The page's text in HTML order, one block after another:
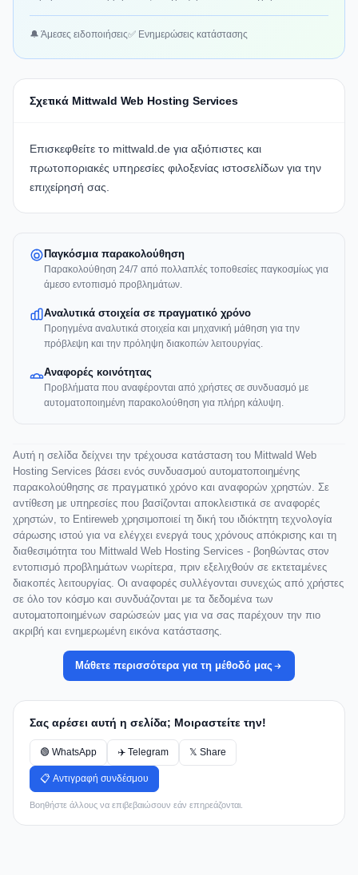
🔔 Άμεσες ειδοποιήσεις✅ Ενημερώσεις κατάστασης
Σχετικά Mittwald Web Hosting Services
Επισκεφθείτε το mittwald.de για αξιόπιστες και
πρωτοποριακές υπηρεσίες φιλοξενίας ιστοσελίδων για την
επιχείρησή σας.
Παγκόσμια παρακολούθηση
Παρακολούθηση 24/7 από πολλαπλές τοποθεσίες παγκοσμίως για
άμεσο εντοπισμό προβλημάτων.
Αναλυτικά στοιχεία σε πραγματικό χρόνο
Προηγμένα αναλυτικά στοιχεία και μηχανική μάθηση για την
πρόβλεψη και την πρόληψη διακοπών λειτουργίας.
Αναφορές κοινότητας
Προβλήματα που αναφέρονται από χρήστες σε συνδυασμό με
αυτοματοποιημένη παρακολούθηση για πλήρη κάλυψη.
Αυτή η σελίδα δείχνει την τρέχουσα κατάσταση του Mittwald Web
Hosting Services βάσει ενός συνδυασμού αυτοματοποιημένης
παρακολούθησης σε πραγματικό χρόνο και αναφορών χρηστών. Σε
αντίθεση με υπηρεσίες που βασίζονται αποκλειστικά σε αναφορές
χρηστών, το Entireweb χρησιμοποιεί τη δική του ιδιόκτητη τεχνολογία
σάρωσης ιστού για να ελέγχει ενεργά τους χρόνους απόκρισης και τη
διαθεσιμότητα του Mittwald Web Hosting Services - βοηθώντας στον
εντοπισμό προβλημάτων νωρίτερα, πριν εξελιχθούν σε εκτεταμένες
διακοπές λειτουργίας. Οι αναφορές συλλέγονται συνεχώς από χρήστες
σε όλο τον κόσμο και συνδυάζονται με τα δεδομένα των
αυτοματοποιημένων σαρώσεών μας για να σας παρέχουν την πιο
ακριβή και ενημερωμένη εικόνα κατάστασης.
Μάθετε περισσότερα για τη μέθοδό μας
Σας αρέσει αυτή η σελίδα; Μοιραστείτε την!
🟢 WhatsApp ✈️ Telegram 𝕏 Share
📋 Αντιγραφή συνδέσμου
Βοηθήστε άλλους να επιβεβαιώσουν εάν επηρεάζονται.